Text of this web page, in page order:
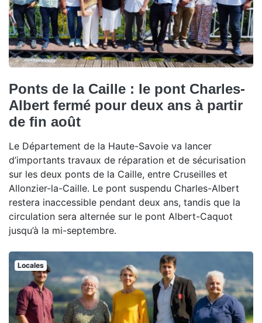
Ponts de la Caille : le pont Charles-
Albert fermé pour deux ans à partir
de fin août
Le Département de la Haute-Savoie va lancer
d’importants travaux de réparation et de sécurisation
sur les deux ponts de la Caille, entre Cruseilles et
Allonzier-la-Caille. Le pont suspendu Charles-Albert
restera inaccessible pendant deux ans, tandis que la
circulation sera alternée sur le pont Albert-Caquot
jusqu’à la mi-septembre.
Locales